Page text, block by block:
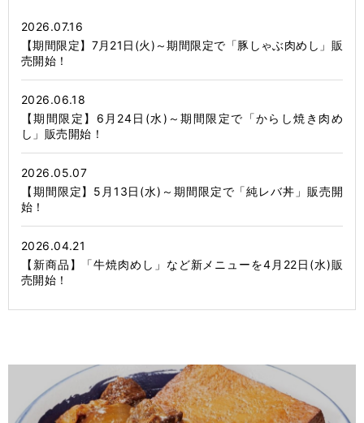
2026.07.16
【期間限定】7月21日(火)～期間限定で「豚しゃぶ肉めし」販
売開始！
2026.06.18
【期間限定】6月24日(水)～期間限定で「からし焼き肉め
し」販売開始！
2026.05.07
【期間限定】5月13日(水)～期間限定で「純レバ丼」販売開
始！
2026.04.21
【新商品】「牛焼肉めし」など新メニューを4月22日(水)販
売開始！